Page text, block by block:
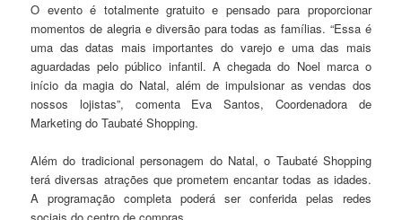
O evento é totalmente gratuito e pensado para proporcionar
momentos de alegria e diversão para todas as famílias. “Essa é
uma das datas mais importantes do varejo e uma das mais
aguardadas pelo público infantil. A chegada do Noel marca o
início da magia do Natal, além de impulsionar as vendas dos
nossos lojistas”, comenta Eva Santos, Coordenadora de
Marketing do Taubaté Shopping.
Além do tradicional personagem do Natal, o Taubaté Shopping
terá diversas atrações que prometem encantar todas as idades.
A programação completa poderá ser conferida pelas redes